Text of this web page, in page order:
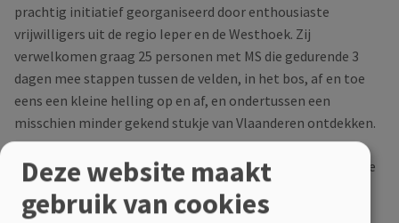
prachtig initiatief georganiseerd door enthousiaste
vrijwilligers uit de regio Ieper en de Westhoek. Zij
verwelkomen graag 25 personen met MS die gedurende 3
dagen mee stappen tussen de velden, in het bos, af en toe
eens een kleine helling op en af, en ondertussen een
misschien minder gekend stukje van Vlaanderen ontdekken.
Kom mee genieten van de West-Vlaamse gezelligheid en de
deugddoende contacten tussen lotgenoten in een mooie
omgeving.
Deze website maakt
gebruik van cookies